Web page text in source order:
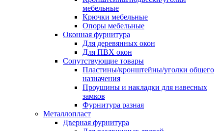
мебельные
Крючки мебельные
Опоры мебельные
Оконная фурнитура
Для деревянных окон
Для ПВХ окон
Сопутствующие товары
Пластины/кронштейны/уголки общего
назначения
Проушины и накладки для навесных
замков
Фурнитура разная
Металлопласт
Дверная фурнитура